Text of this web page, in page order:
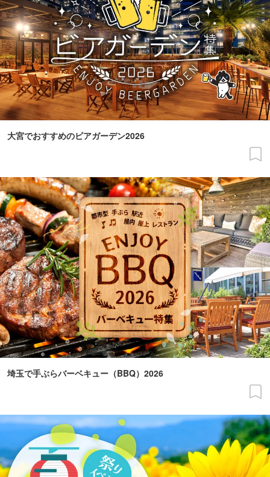
大宮でおすすめのビアガーデン2026
埼玉で手ぶらバーベキュー（BBQ）2026